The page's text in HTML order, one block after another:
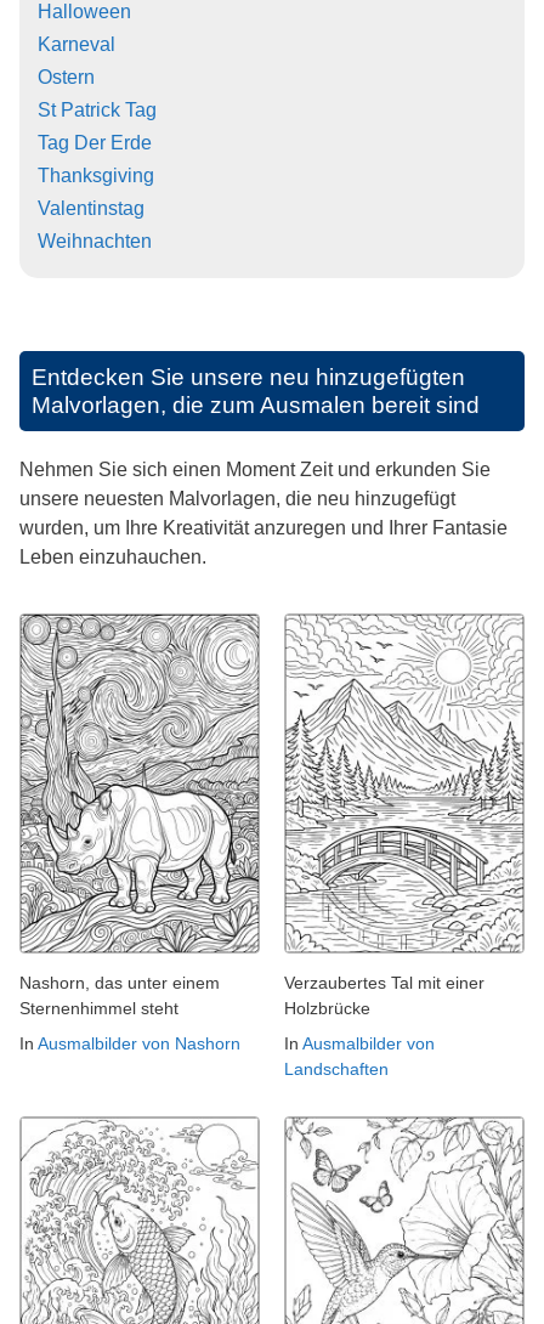
Halloween
Karneval
Ostern
St Patrick Tag
Tag Der Erde
Thanksgiving
Valentinstag
Weihnachten
Entdecken Sie unsere neu hinzugefügten
Malvorlagen, die zum Ausmalen bereit sind
Nehmen Sie sich einen Moment Zeit und erkunden Sie
unsere neuesten Malvorlagen, die neu hinzugefügt
wurden, um Ihre Kreativität anzuregen und Ihrer Fantasie
Leben einzuhauchen.
Nashorn, das unter einem
Sternenhimmel steht
In Ausmalbilder von Nashorn
Verzaubertes Tal mit einer
Holzbrücke
In Ausmalbilder von
Landschaften